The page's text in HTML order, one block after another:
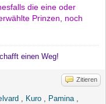
die eine oder
Prinzen, noch
einen Weg!
Zitieren
, Kuro , Pamina,